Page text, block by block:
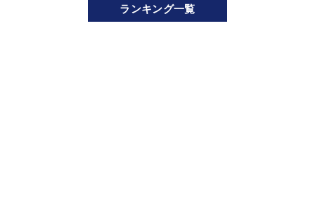
ランキング一覧